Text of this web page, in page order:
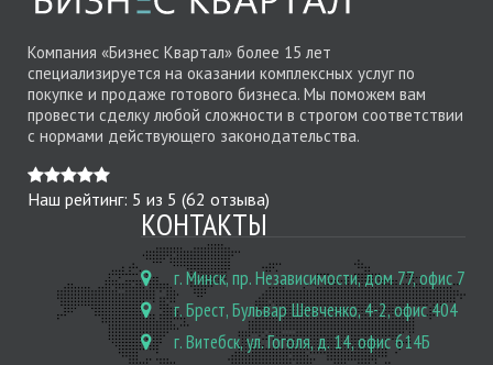
Компания «Бизнес Квартал» более 15 лет
специализируется на оказании комплексных услуг по
покупке и продаже готового бизнеса. Мы поможем вам
провести сделку любой сложности в строгом соответствии
с нормами действующего законодательства.
Наш рейтинг: 5 из 5 (62 отзыва)
КОНТАКТЫ
г. Минск, пр. Независимости, дом 77, офис 7
г. Брест, Бульвар Шевченко, 4-2, офис 404
г. Витебск, ул. Гоголя, д. 14, офис 614Б